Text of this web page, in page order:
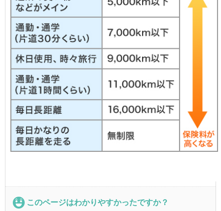
このページはわかりやすかったですか？